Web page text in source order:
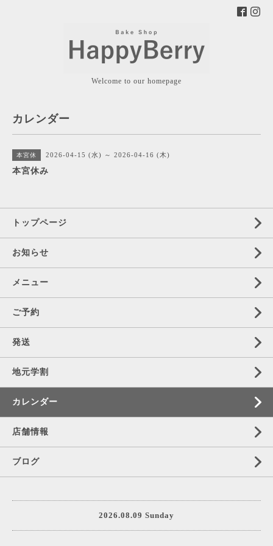
Welcome to our homepage
カレンダー
本宮休 2026-04-15 (水) ～ 2026-04-16 (木)
本宮休み
トップページ
お知らせ
メニュー
ご予約
発送
地元学割
カレンダー
店舗情報
ブログ
2026.08.09 Sunday